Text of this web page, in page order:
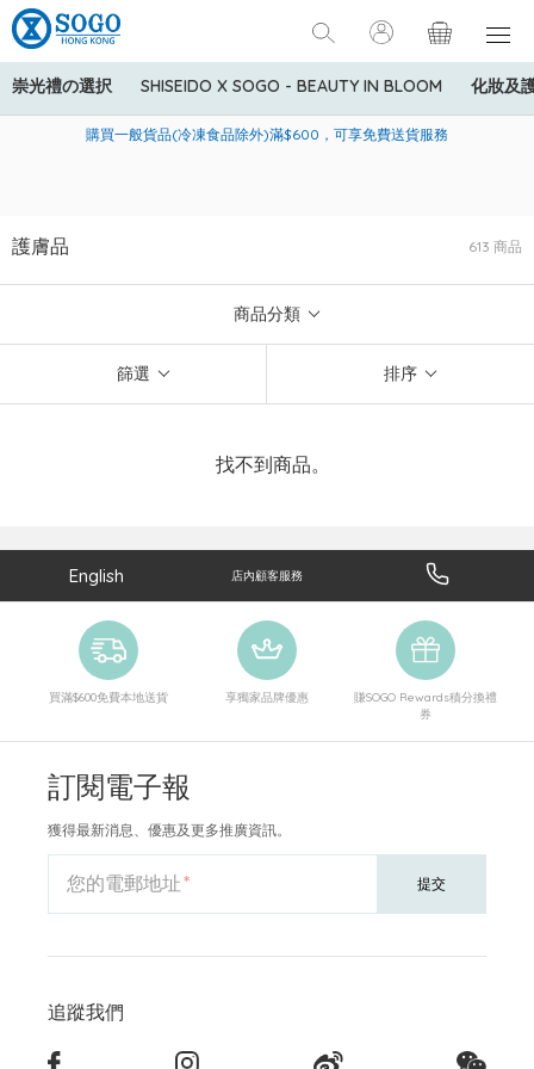
崇光禮の選択 SHISEIDO X SOGO - BEAUTY IN BLOOM 化妝及
美國運通Explorer®信用卡會員購物禮遇：高達5%簽賬回贈！
購買一般貨品(冷凍食品除外)滿$600，可享免費送貨服務
寄送中國內地服務只適用於指定商品，若訂單金額少於HK$600(折
護膚品 613 商品
商品分類
篩選 排序
找不到商品。
English 店內顧客服務
買滿$600免費本地送貨 享獨家品牌優惠
賺SOGO Rewards積分換禮
券
訂閱電子報
獲得最新消息、優惠及更多推廣資訊。
您的電郵地址 提交
追蹤我們